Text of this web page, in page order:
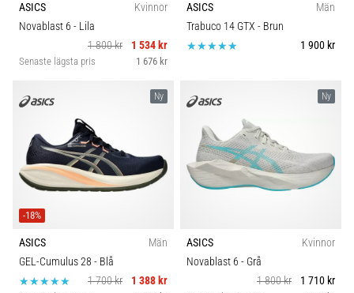
ASICS
Kvinnor
Novablast 6 - Lila
1 800 kr
1 534 kr
Senaste lägsta pris 1 676 kr
ASICS
Män
Trabuco 14 GTX - Brun
1 900 kr
Ny
-18%
ASICS
Män
GEL-Cumulus 28 - Blå
1 700 kr
1 388 kr
Ny
ASICS
Kvinnor
Novablast 6 - Grå
1 800 kr
1 710 kr